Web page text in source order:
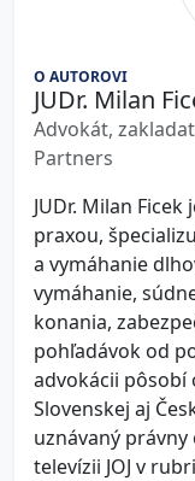
O AUTOROVI
JUDr. Milan
Advokát,
Partners
JUDr. Milan
praxou,
a vymáhanie
vymáhanie,
konania,
pohľadávok od
advokácii pôsobí
Slovenskej aj
uznávaný
televízii JOJ v